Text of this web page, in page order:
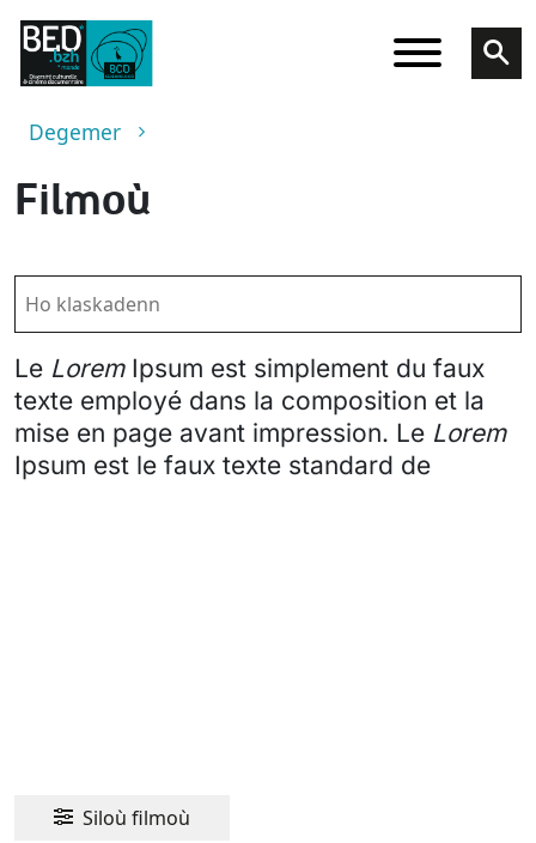
Skip to main content
Breadcrumb
Degemer
Filmoù
Le LoremIpsum est simplement du faux
texte employé dans la composition et la
mise en page avant impression. Le Lorem
Ipsum est le faux texte standard de
Siloù filmoù